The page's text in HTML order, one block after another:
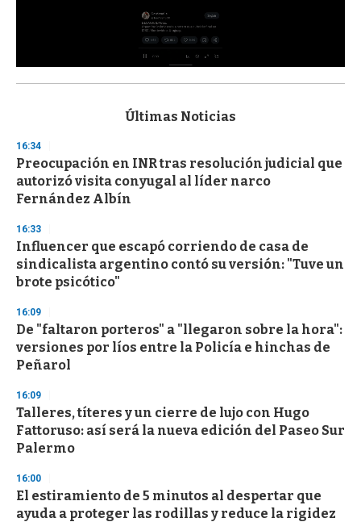
s
d
s
o
f
3
s
e
c
o
n
Últimas Noticias
16:34
Preocupación en INR tras resolución judicial que
autorizó visita conyugal al líder narco
Fernández Albín
16:33
Influencer que escapó corriendo de casa de
sindicalista argentino contó su versión: "Tuve un
brote psicótico"
16:09
De "faltaron porteros" a "llegaron sobre la hora":
versiones por líos entre la Policía e hinchas de
Peñarol
16:09
Talleres, títeres y un cierre de lujo con Hugo
Fattoruso: así será la nueva edición del Paseo Sur
Palermo
16:00
El estiramiento de 5 minutos al despertar que
ayuda a proteger las rodillas y reduce la rigidez